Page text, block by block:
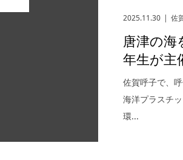
2025.11.30
佐
唐津の
年生が主
佐賀呼子で、
海洋プラスチ
環...